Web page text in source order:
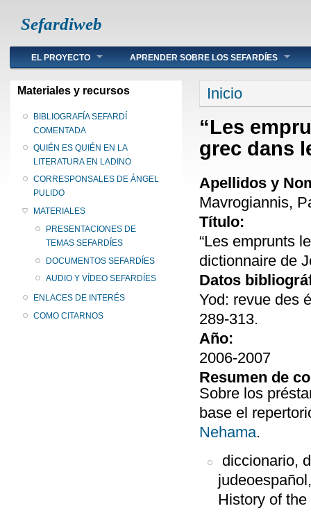
Sefardiweb
Main menu
EL PROYECTO APRENDER SOBRE LOS SEFARDÍES
Materiales y recursos
BIBLIOGRAFÍA SEFARDÍ
COMENTADA
QUIÉN ES QUIÉN EN LA
LITERATURA EN LADINO
CORRESPONSALES DE ÁNGEL
PULIDO
MATERIALES
PRESENTACIONES DE
TEMAS SEFARDÍES
DOCUMENTOS SEFARDÍES
AUDIO Y VÍDEO SEFARDÍES
ENLACES DE INTERÉS
COMO CITARNOS
Se encuentra
Inicio
“Les
grec dans
Apellidos y
Mavrogiannis,
Título:
“Les emprunts
dictionnaire de
Datos
Yod: revue des
289-313.
Año:
2006-2007
Resumen de
Sobre los
base el
Nehama.
diccionario,
History of